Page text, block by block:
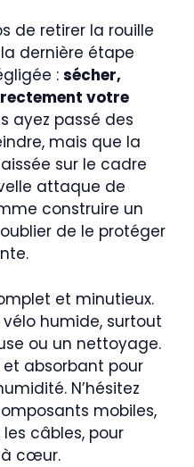
de retirer la rouille
dernière étape
: sécher,
votre
ayez passé des
mais que la
sur le cadre
attaque de
construire un
de le protéger
et minutieux.
humide, surtout
ou un nettoyage.
absorbant pour
N’hésitez
mobiles,
câbles, pour
à cœur.